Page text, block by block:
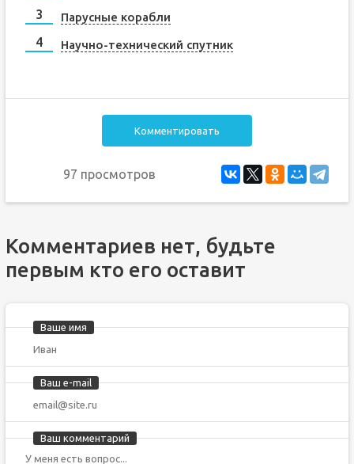
Парусные корабли
Научно-технический спутник
Комментировать
97 просмотров
Комментариев нет, будьте
первым кто его оставит
Ваше имя
Ваш e-mail
Ваш комментарий